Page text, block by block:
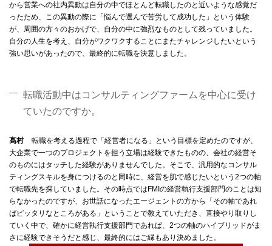
から営業への社内異動は自分の中でほとんど転職したのと近いような感覚だ
ったため、この異動の際に「悩んで選んで苦労して成功した」という体験
が、周囲の方々のおかげで、自分の中に強烈なものとして残っていました。
自分の人生を考え、自分がワクワクすることにまたチャレンジしたいという
強い思いがあったので、最終的に転職を決意しました。
転職活動中はコンサルティングファームを中心に受け
ていたのですか。
髙村
転職を考える過程で「経営者になる」という目標を定めたのですが、
大企業で一つのプロジェクトを担う立場は経験できたものの、会社の経営そ
のものにはタッチした経験がありませんでした。そこで、汎用的なコンサル
ティングスキルを身につけるのと同時に、経営を肌で感じたいという2つの軸
で転職先を探していました。その時点ではFMIの経営執行支援部門のことは知
らなかったのですが、お世話になったエージェントの方から「その軸であれ
ばピッタリなところがある」ということで教えていただき、直接やり取りし
ていく中で、確かに経営執行支援部門であれば、2つの軸のハイブリッドがま
さに経験できそうだと感じ、最終的にはご縁もあり決めました。